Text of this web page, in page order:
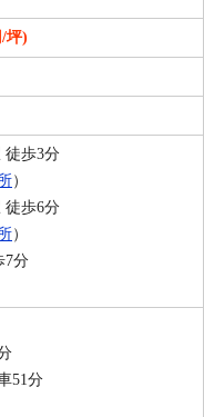
/坪)
徒歩3分
）
徒歩6分
）
7分
51分